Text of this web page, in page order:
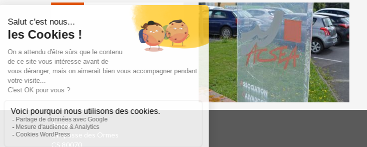
Acséa
1 impasse des Ormes
CS 80070